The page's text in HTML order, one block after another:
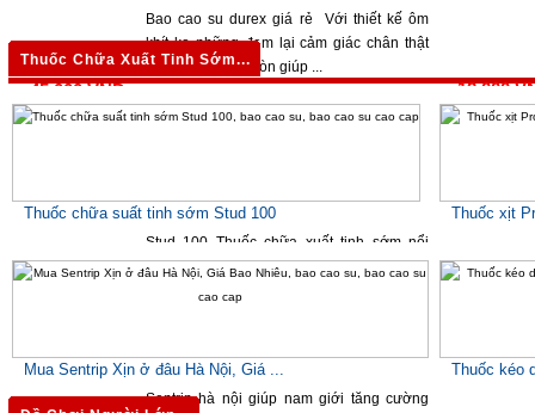
Bao cao su durex giá rẻ Với thiết kế ôm
khít ko những đem lại cảm giác chân thật
cho các anh mà còn giúp ...
45,000 VNĐ 12,000
Thuốc Chữa Xuất Tinh Sớm...
Thuốc chữa suất tinh sớm Stud 100
Stud 100 Thuốc chữa xuất tinh sớmnổi
tiếng có công dụng chữa trịsuất tinh sớm,
Thuốc xịt
Mua Sentrip Xịn ở đâu Hà Nội, Giá ...
Sentrip hà nội giúp nam giới tăng cường
Thuốc kéo